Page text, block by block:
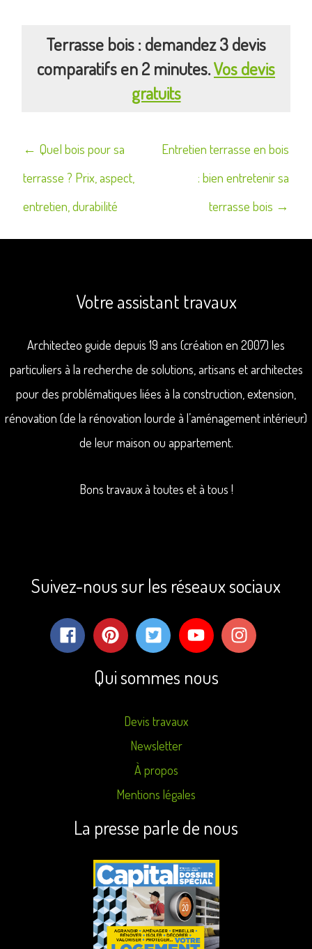
Terrasse bois : demandez 3 devis
comparatifs en 2 minutes.Vos devis
gratuits
Navigation
← Quel bois pour sa
terrasse ? Prix, aspect,
entretien, durabilité
Entretien terrasse en bois
: bien entretenir sa
terrasse bois →
Votre assistant travaux
Architecteo guide depuis 19 ans (création en 2007) les
particuliers à la recherche de solutions, artisans et architectes
pour des problématiques liées à la construction, extension,
rénovation (de la rénovation lourde à l’aménagement intérieur)
de leur maison ou appartement.
Bons travaux à toutes et à tous !
Suivez-nous sur les réseaux sociaux
Qui sommes nous
Devis travaux
Newsletter
À propos
Mentions légales
La presse parle de nous